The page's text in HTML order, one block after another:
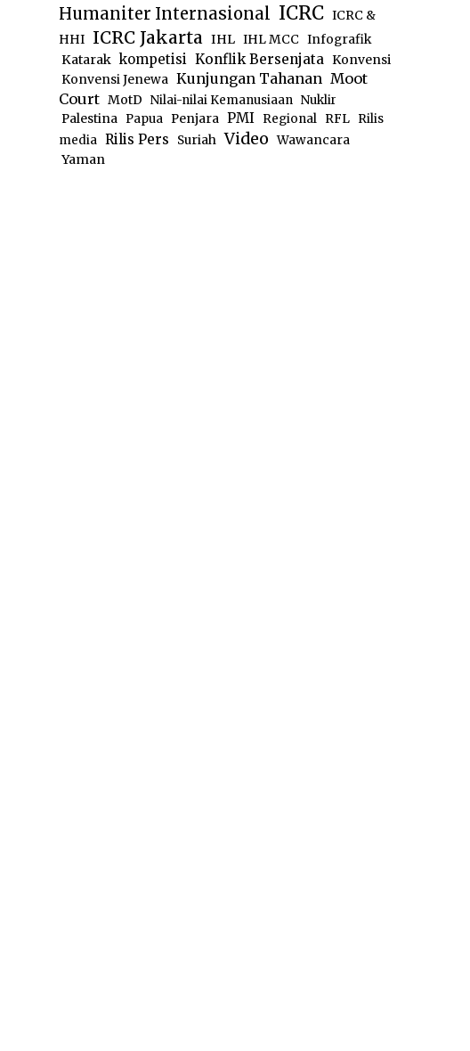
Humaniter Internasional ICRC ICRC &
HHI ICRC Jakarta IHL IHL MCC Infografik
Katarak kompetisi Konflik Bersenjata Konvensi
Konvensi Jenewa Kunjungan Tahanan Moot
Court MotD Nilai-nilai Kemanusiaan Nuklir
Palestina
Papua Penjara PMI Regional RFL
Rilis
media Rilis Pers Suriah Video Wawancara
Yaman